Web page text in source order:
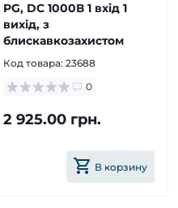
PG, DC 1000В 1 вхід 1
вихід, з
блискавкозахистом
Код товара: 23688
0
2 925.00 грн.
В корзину